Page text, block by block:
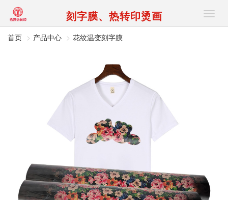
刻字膜、热转印烫画
切
换
首页 产品中心 花纹温变刻字膜